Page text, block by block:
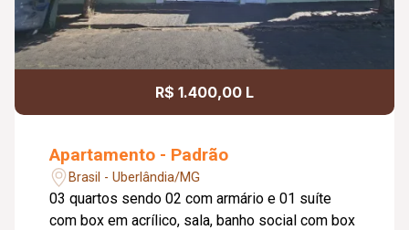
R$ 1.400,00 L
Apartamento - Padrão
Brasil - Uberlândia/MG
03 quartos sendo 02 com armário e 01 suíte
com box em acrílico, sala, banho social com box